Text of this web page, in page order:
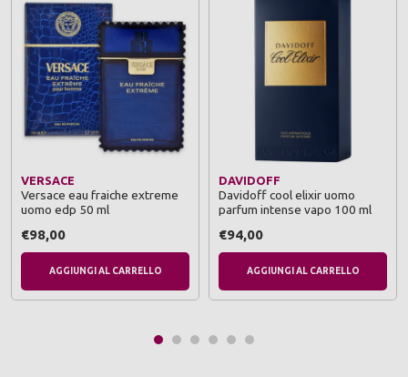
VERSACE
Versace eau fraiche extreme
uomo edp 50 ml
€98,00
AGGIUNGI AL CARRELLO
DAVIDOFF
Davidoff cool elixir uomo
parfum intense vapo 100 ml
€94,00
AGGIUNGI AL CARRELLO